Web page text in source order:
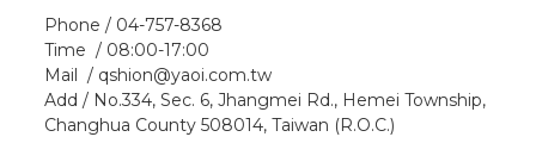
Phone / 04-757-8368
Time / 08:00-17:00
Mail / qshion@yaoi.com.tw
Add / No.334, Sec. 6, Jhangmei Rd., Hemei Township,
Changhua County 508014, Taiwan (R.O.C.)